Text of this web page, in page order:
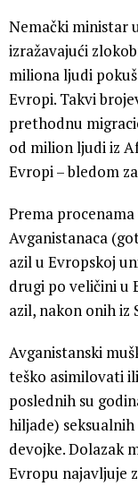
Nemački ministar
izražavajući
miliona ljudi
Evropi. Takvi
prethodnu
od milion ljudi iz
Evropi – bledom
Prema procenama
Avganistanaca
azil u Evropskoj
drugi po veličini u
azil, nakon onih iz
Avganistanski
teško asimilovati
poslednih su
hiljade)
devojke. Dolazak
Evropu najavljuje